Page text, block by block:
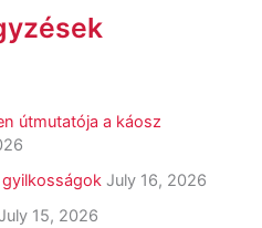
útmutatója a káosz
July 16, 2026
July 15, 2026